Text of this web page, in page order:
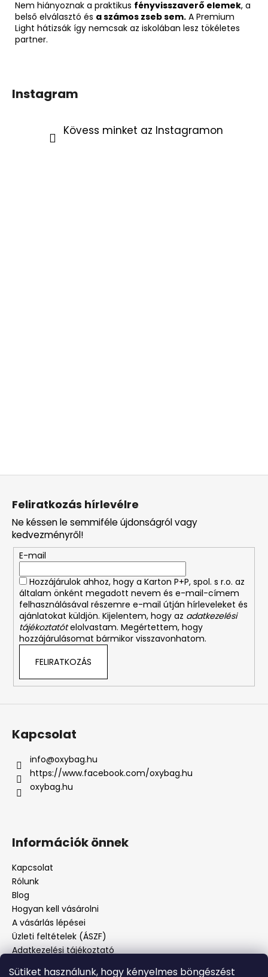
Sütiket használunk, hogy kényelmes böngészést
Nem hiányoznak a praktikus fényvisszaverő elemek, a
belső elválasztó és a számos zseb sem. A Premium
Light hátizsák így nemcsak az iskolában lesz tökéletes
partner.
Instagram
Kövess minket az Instagramon
L
Feliratkozás hírlevélre
Ne késsen le semmiféle újdonságról vagy
kedvezményről!
E-mail
Hozzájárulok ahhoz, hogy a Karton P+P, spol. s r.o. az
általam önként megadott nevem és e-mail-címem
felhasználásával részemre e-mail útján hírleveleket és
ajánlatokat küldjön. Kijelentem, hogy az adatkezelési
tájékoztatótelolvastam. Megértettem, hogy
hozzájárulásomat bármikor visszavonhatom.
FELIRATKOZÁS
Kapcsolat
info@oxybag.hu
https://www.facebook.com/oxybag.hu
oxybag.hu
Információk önnek
Kapcsolat
Rólunk
Blog
Hogyan kell vásárolni
A vásárlás lépései
Üzleti feltételek (ÁSZF)
Adatkezelési tájékoztató